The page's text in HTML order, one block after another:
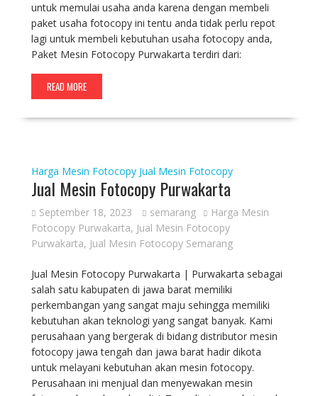
untuk memulai usaha anda karena dengan membeli
paket usaha fotocopy ini tentu anda tidak perlu repot
lagi untuk membeli kebutuhan usaha fotocopy anda,
Paket Mesin Fotocopy Purwakarta terdiri dari:
READ MORE
Harga Mesin Fotocopy Jual Mesin Fotocopy
Jual Mesin Fotocopy Purwakarta
September 18, 2023 semarang
Harga Mesin
Fotocopy Purwakarta, Jual Mesin Fotocopy
Purwakarta, Jual Mesin Fotocopy Semarang
Jual Mesin Fotocopy Purwakarta | Purwakarta sebagai
salah satu kabupaten di jawa barat memiliki
perkembangan yang sangat maju sehingga memiliki
kebutuhan akan teknologi yang sangat banyak. Kami
perusahaan yang bergerak di bidang distributor mesin
fotocopy jawa tengah dan jawa barat hadir dikota
untuk melayani kebutuhan akan mesin fotocopy.
Perusahaan ini menjual dan menyewakan mesin